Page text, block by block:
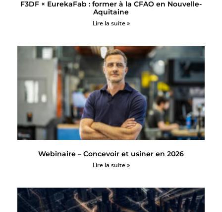
F3DF × EurekaFab : former à la CFAO en Nouvelle-
Aquitaine
Lire la suite »
Webinaire – Concevoir et usiner en 2026
Lire la suite »